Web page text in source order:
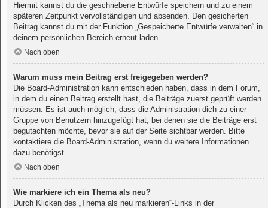
Hiermit kannst du die geschriebene Entwürfe speichern und zu einem
späteren Zeitpunkt vervollständigen und absenden. Den gesicherten
Beitrag kannst du mit der Funktion „Gespeicherte Entwürfe verwalten“ in
deinem persönlichen Bereich erneut laden.
Nach oben
Warum muss mein Beitrag erst freigegeben werden?
Die Board-Administration kann entschieden haben, dass in dem Forum,
in dem du einen Beitrag erstellt hast, die Beiträge zuerst geprüft werden
müssen. Es ist auch möglich, dass die Administration dich zu einer
Gruppe von Benutzern hinzugefügt hat, bei denen sie die Beiträge erst
begutachten möchte, bevor sie auf der Seite sichtbar werden. Bitte
kontaktiere die Board-Administration, wenn du weitere Informationen
dazu benötigst.
Nach oben
Wie markiere ich ein Thema als neu?
Durch Klicken des „Thema als neu markieren“-Links in der